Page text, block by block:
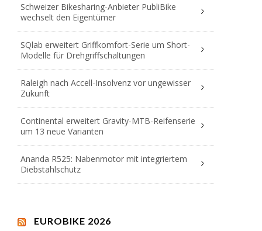
Schweizer Bikesharing-Anbieter PubliBike
wechselt den Eigentümer
SQlab erweitert Griffkomfort-Serie um Short-
Modelle für Drehgriffschaltungen
Raleigh nach Accell-Insolvenz vor ungewisser
Zukunft
Continental erweitert Gravity-MTB-Reifenserie
um 13 neue Varianten
Ananda R525: Nabenmotor mit integriertem
Diebstahlschutz
EUROBIKE 2026